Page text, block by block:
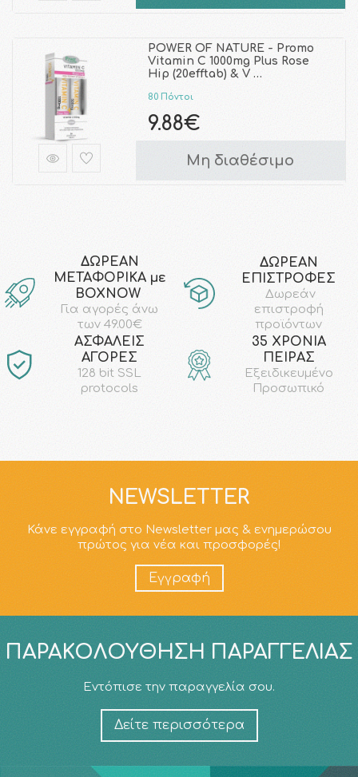
POWER OF NATURE - Promo
Vitamin C 1000mg Plus Rose
Hip (20efftab) & V …
80 Πόντοι
9.88€
Μη διαθέσιμο
ΔΩΡΕΑΝ
ΜΕΤΑΦΟΡΙΚΑ με
ΒΟΧΝΟW
Για αγορές άνω
των 49.00€
ΔΩΡΕΑΝ
ΕΠΙΣΤΡΟΦΕΣ
Δωρεάν
επιστροφή
προϊόντων
AΣΦΑΛΕΙΣ
ΑΓΟΡΕΣ
128 bit SSL
protocols
35 ΧΡΟΝΙΑ
ΠΕΙΡΑΣ
Εξειδικευμένο
Προσωπικό
NEWSLETTER
Κάνε εγγραφή στο Newsletter μας & ενημερώσου
πρώτος για νέα και προσφορές!
Εγγραφή
ΠΑΡΑΚΟΛΟΎΘΗΣΗ ΠΑΡΑΓΓΕΛΊΑΣ
Εντόπισε την παραγγελία σου.
Δείτε περισσότερα